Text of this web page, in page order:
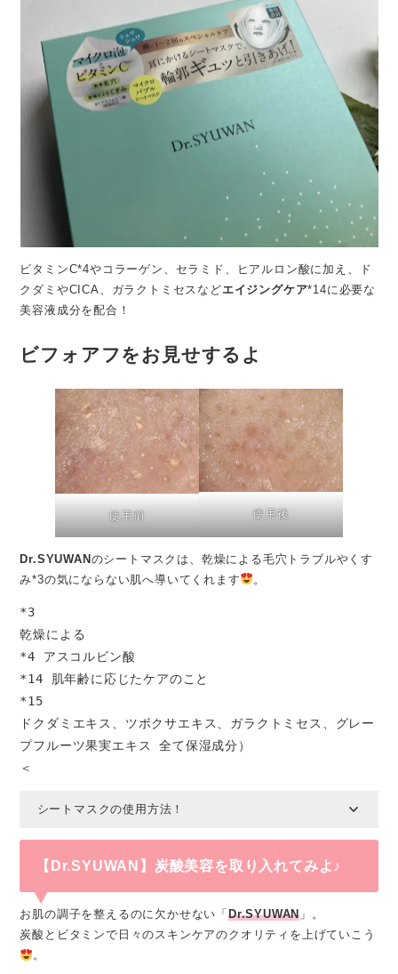
ビタミンC*4やコラーゲン、セラミド、ヒアルロン酸に加え、ド
クダミやCICA、ガラクトミセスなどエイジングケア*14に必要な
美容液成分を配合！
ビフォアフをお見せするよ
使用前 使用後
Dr.SYUWAN のシートマスクは、乾燥による毛穴トラブルやくす
み*3の気にならない肌へ導いてくれます
。
*3
乾燥による
*4 アスコルビン酸
*14 肌年齢に応じたケアのこと
*15
ドクダミエキス、ツボクサエキス、ガラクトミセス、グレー
プフルーツ果実エキス 全て保湿成分）
＜
シートマスクの使用方法！
【Dr.SYUWAN】炭酸美容を取り入れてみよ♪
お肌の調子を整えるのに欠かせない「 Dr.SYUWAN 」。
炭酸とビタミンで日々のスキンケアのクオリティを上げていこう
。